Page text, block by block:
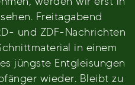
Freitagabend
und ZDF-Nachrichten
in einem
jüngste Entgleisungen
wieder. Bleibt zu